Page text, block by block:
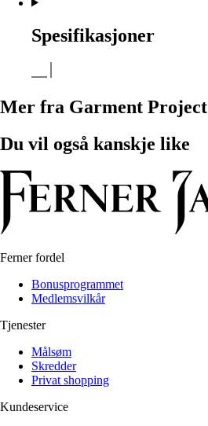
Spesifikasjoner
Mer fra Garment Project
Du vil også kanskje like
Ferner fordel
Bonusprogrammet
Medlemsvilkår
Tjenester
Målsøm
Skredder
Privat shopping
Kundeservice